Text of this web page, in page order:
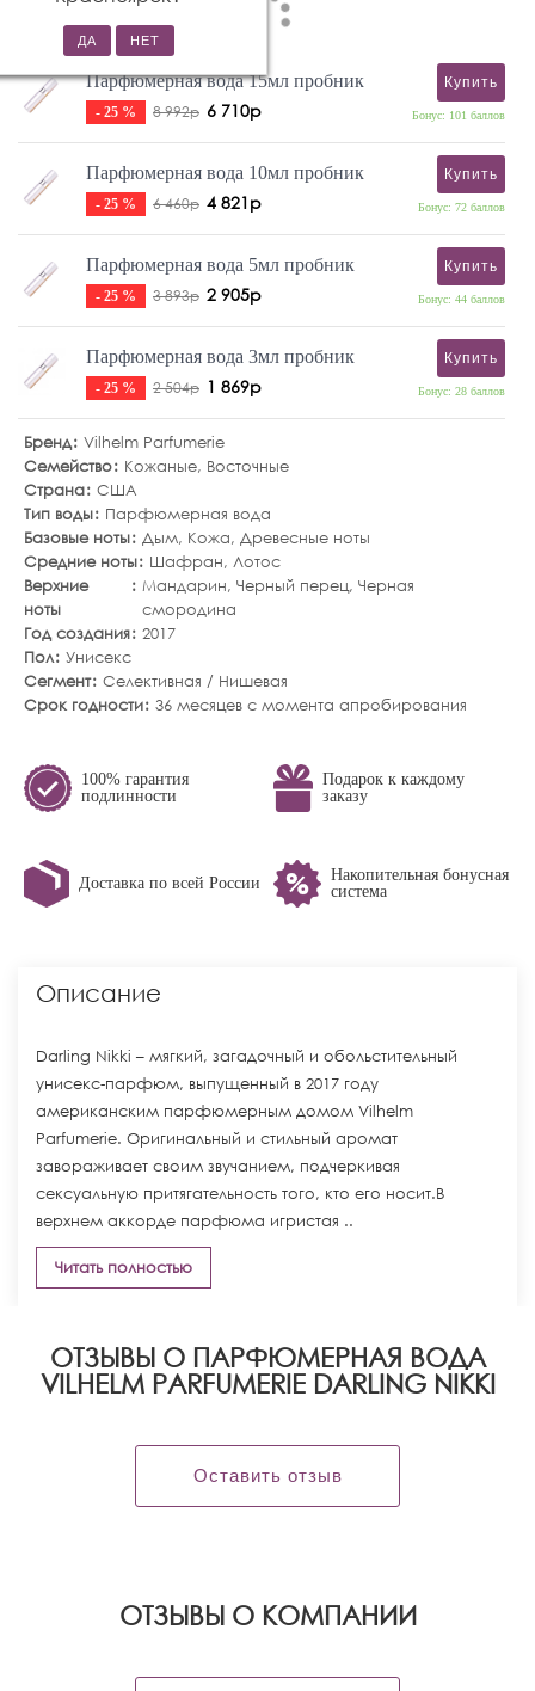
Парфюмерная вода 15мл пробник
- 25 % 8 992р 6 710р
Купить
Бонус: 101 баллов
Парфюмерная вода 10мл пробник
- 25 % 6 460р 4 821р
Купить
Бонус: 72 баллов
Парфюмерная вода 5мл пробник
- 25 % 3 893р 2 905р
Купить
Бонус: 44 баллов
Парфюмерная вода 3мл пробник
- 25 % 2 504р 1 869р
Купить
Бонус: 28 баллов
Бренд Vilhelm Parfumerie
Семейство
Кожаные, Восточные
Страна США
Тип воды
Парфюмерная вода
Базовые ноты Дым, Кожа, Древесные ноты
Средние ноты
Шафран, Лотос
Верхние
ноты
Мандарин, Черный перец, Черная
смородина
Год создания 2017
Пол Унисекс
Сегмент Селективная / Нишевая
Срок годности 36 месяцев с момента апробирования
100% гарантия
подлинности
Подарок к каждому
заказу
Доставка по всей России
Накопительная бонусная
система
Описание
Darling Nikki – мягкий, загадочный и обольстительный
унисекс-парфюм, выпущенный в 2017 году
американским парфюмерным домом Vilhelm
Parfumerie. Оригинальный и стильный аромат
завораживает своим звучанием, подчеркивая
сексуальную притягательность того, кто его носит.В
верхнем аккорде парфюма игристая ..
Читать полностью
ОТЗЫВЫ О ПАРФЮМЕРНАЯ ВОДА
VILHELM PARFUMERIE DARLING NIKKI
Оставить отзыв
OТЗЫВЫ О КОМПАНИИ